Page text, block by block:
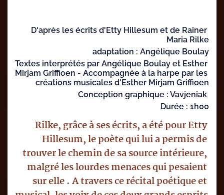
D'après les écrits d'Etty Hillesum et de Rainer
Maria Rilke
adaptation : Angélique Boulay
Textes interprétés par Angélique Boulay et Esther
Mirjam Griffioen - Accompagnée à la harpe par les
créations musicales d'Esther Mirjam Griffioen
Conception graphique : Vavjeniak
Durée : 1h00
Rilke, grâce à ses écrits, a été pour Etty
Hillesum, le poète qui lui a permis de
trouver le chemin de sa source intérieure,
malgré les lourdes menaces qui pesaient
sur elle . A travers ce récital poétique et